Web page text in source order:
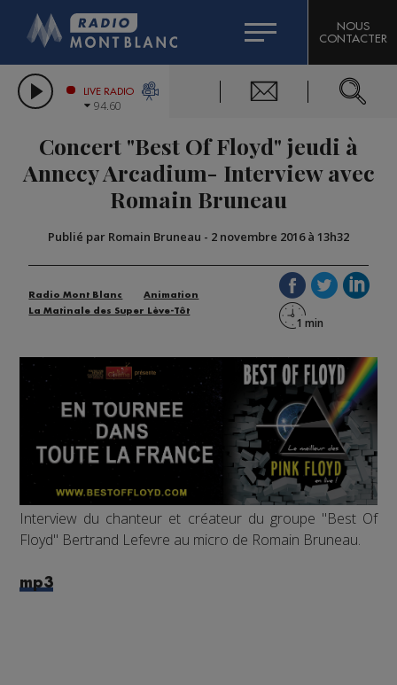
LES CHRONIQUES DE L'EXPERT
CITIZEN MACHINERY
GRAND MASSIF DOMAINES SKIABLES
BIGARD
COMPAGNIE DU MONT-BLANC
NOUS
CONTACTER
LIVE RADIO
94.60
Concert "Best Of Floyd" jeudi à
Annecy Arcadium- Interview avec
Romain Bruneau
Publié par Romain Bruneau - 2 novembre 2016 à 13h32
Radio Mont Blanc
Animation
La Matinale des Super Lève-Tôt
Interview du chanteur et créateur du groupe "Best Of
Floyd" Bertrand Lefevre au micro de Romain Bruneau.
mp3